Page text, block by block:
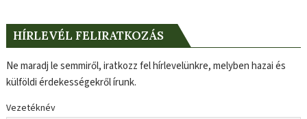
HÍRLEVÉL FELIRATKOZÁS
Ne maradj le semmiről, iratkozz fel hírlevelünkre, melyben hazai és
külföldi érdekességekről írunk.
Vezetéknév